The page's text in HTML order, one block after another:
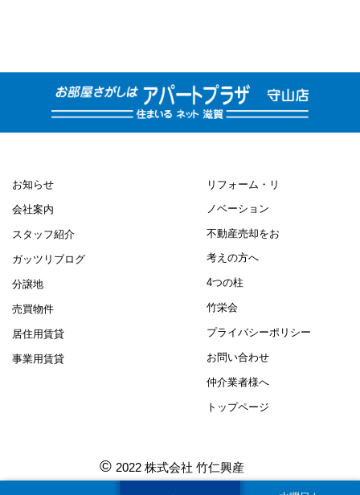
お知らせ
会社案内
スタッフ紹介
ガッツリブログ
分譲地
売買物件
居住用賃貸
事業用賃貸
リフォーム・リ
ノベーション
不動産売却をお
考えの方へ
4つの柱
竹栄会
プライバシーポリシー
お問い合わせ
仲介業者様へ
トップページ
© 2022 株式会社 竹仁興産